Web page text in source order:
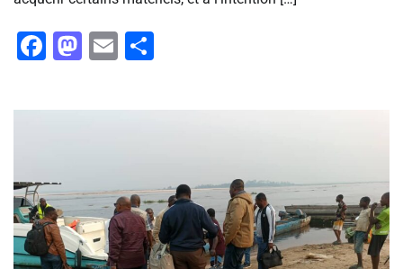
Facebook
Mastodon
Email